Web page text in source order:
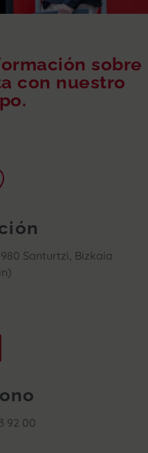
sobre
con nuestro
Santurtzi, Bizkaia
92 00